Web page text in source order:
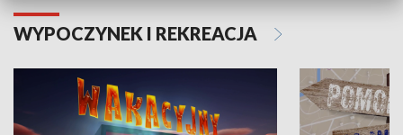
WYPOCZYNEK I REKREACJA